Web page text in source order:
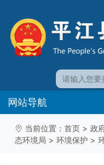
网站导航
当前位置： 首页 > 政
态环境局 > 环境保护 >